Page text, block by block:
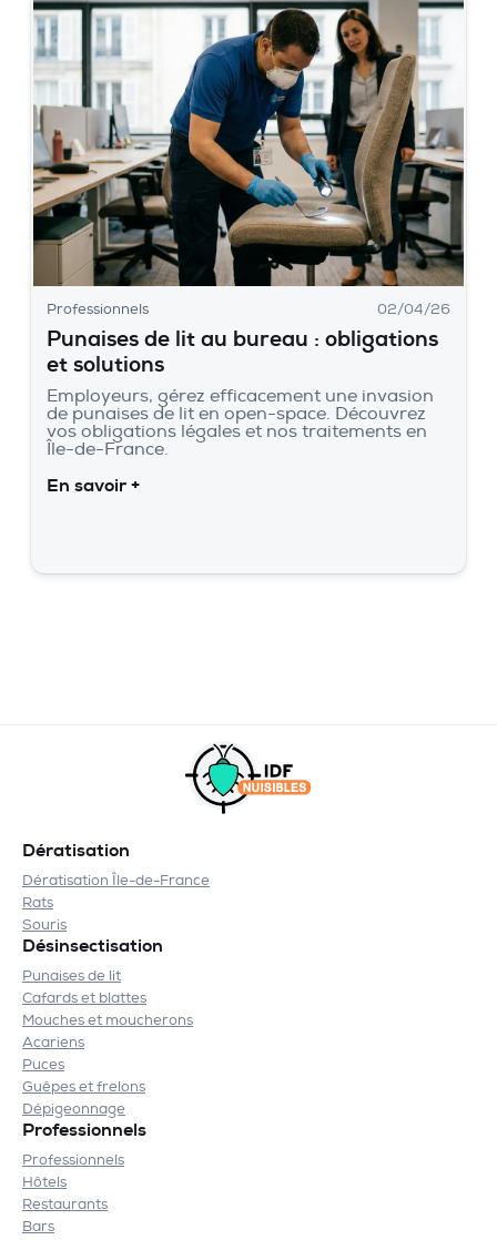
Professionnels 02/04/26
Punaises de lit au bureau : obligations
et solutions
Employeurs, gérez efficacement une invasion
de punaises de lit en open-space. Découvrez
vos obligations légales et nos traitements en
Île-de-France.
En savoir +
Dératisation
Dératisation Île-de-France
Rats
Souris
Désinsectisation
Punaises de lit
Cafards et blattes
Mouches et moucherons
Acariens
Puces
Guêpes et frelons
Dépigeonnage
Professionnels
Professionnels
Hôtels
Restaurants
Bars